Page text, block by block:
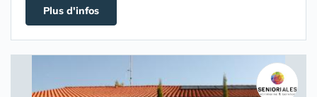
Plus d'infos